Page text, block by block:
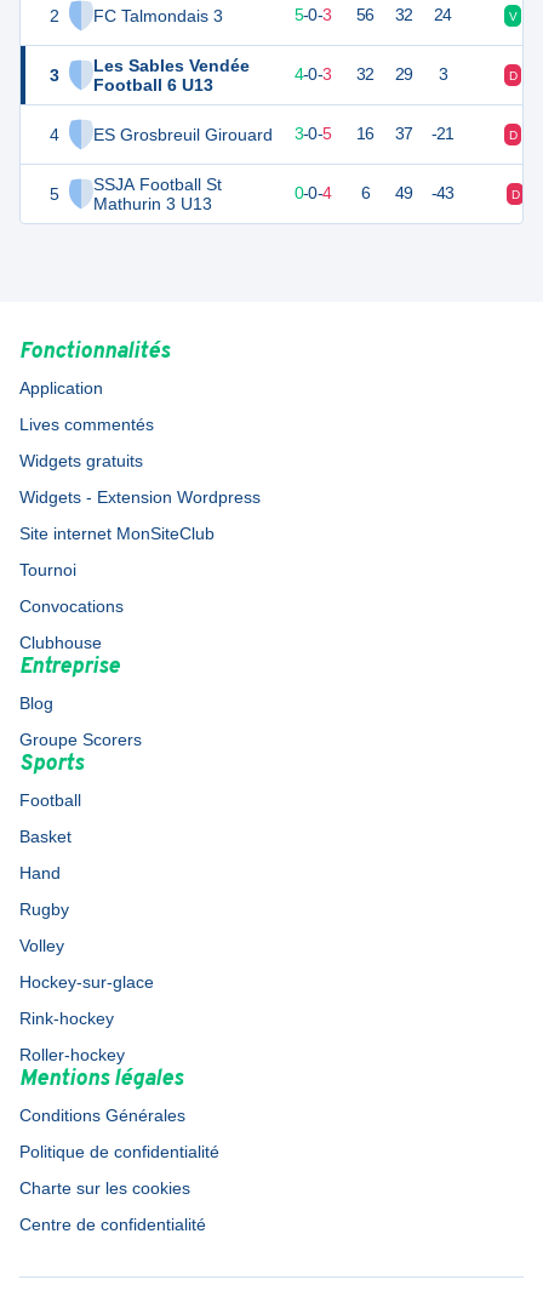
2 FC Talmondais 3
3
Les Sables Vendée
Football 6 U13
4 ES Grosbreuil Girouard
5
SSJA Football St
Mathurin 3 U13
15 5-0-3 56 32 24 V
11 4-0-3 32 29 3 D
9 8 3-0-5 16 37 -21 D
-4 0-0-4 6 49 -43 D
Fonctionnalités
Application
Lives commentés
Widgets gratuits
Widgets - Extension Wordpress
Site internet MonSiteClub
Tournoi
Convocations
Clubhouse
Entreprise
Blog
Groupe Scorers
Sports
Football
Basket
Hand
Rugby
Volley
Hockey-sur-glace
Rink-hockey
Roller-hockey
Mentions légales
Conditions Générales
Politique de confidentialité
Charte sur les cookies
Centre de confidentialité